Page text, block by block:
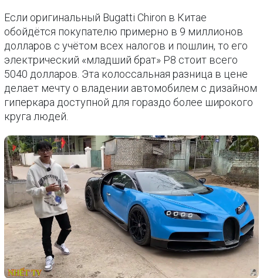
Если оригинальный Bugatti Chiron в Китае
обойдётся покупателю примерно в 9 миллионов
долларов с учётом всех налогов и пошлин, то его
электрический «младший брат» P8 стоит всего
5040 долларов. Эта колоссальная разница в цене
делает мечту о владении автомобилем с дизайном
гиперкара доступной для гораздо более широкого
круга людей.